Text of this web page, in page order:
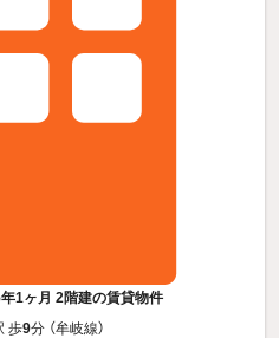
1ヶ月 2階建の賃貸物件
歩9分 （牟岐線）